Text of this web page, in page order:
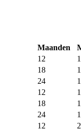
Maanden
12
18
24
12
18
24
12